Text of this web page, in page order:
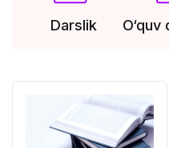
Darslik O‘quv